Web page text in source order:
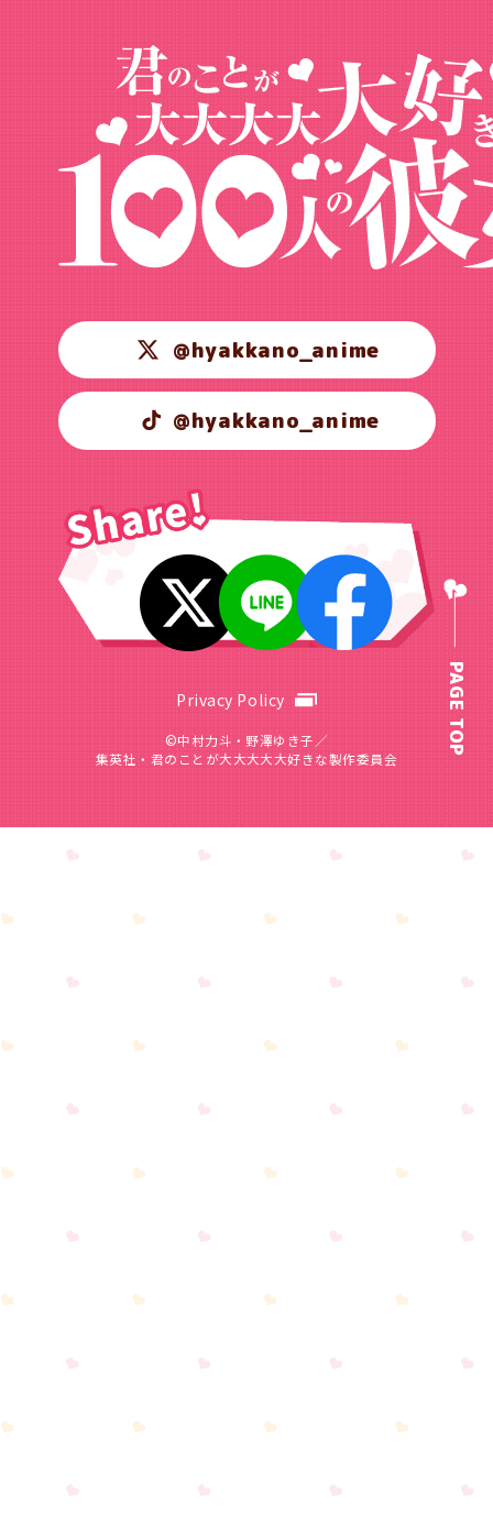
@hyakkano_anime
@hyakkano_anime
Privacy Policy
©中村力斗・野澤ゆき子／
集英社・君のことが大大大大大好きな製作委員会
PAGE TOP